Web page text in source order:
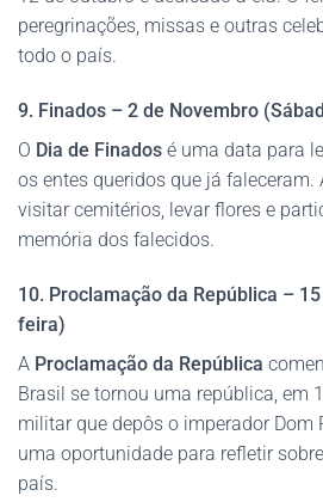
peregrinações, missas e outras
todo o país.
9. Finados – 2 de Novembro
O Dia de Finados é uma data para
os entes queridos que já
visitar cemitérios, levar flores e
memória dos falecidos.
10. Proclamação da República –
feira)
A Proclamação da República
Brasil se tornou uma república, em
militar que depôs o imperador Dom
uma oportunidade para refletir
país.